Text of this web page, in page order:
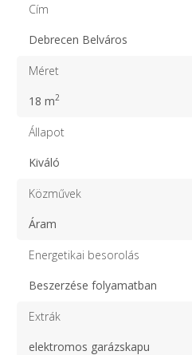
Cím
Debrecen Belváros
Méret
18 m2
Állapot
Kiváló
Közművek
Áram
Energetikai besorolás
Beszerzése folyamatban
Extrák
elektromos garázskapu